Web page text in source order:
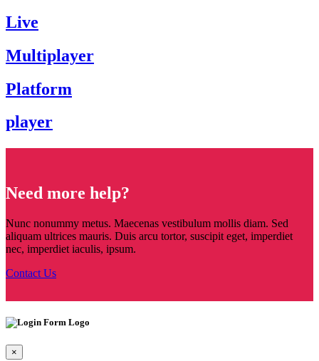
Live
Multiplayer
Platform
player
Need more help?
Nunc nonummy metus. Maecenas vestibulum mollis diam. Sed
aliquam ultrices mauris. Duis arcu tortor, suscipit eget, imperdiet
nec, imperdiet iaculis, ipsum.
Contact Us
×